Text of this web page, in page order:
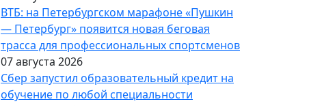
ВТБ: на Петербургском марафоне «Пушкин
— Петербург» появится новая беговая
трасса для профессиональных спортсменов
07 августа 2026
Сбер запустил образовательный кредит на
обучение по любой специальности